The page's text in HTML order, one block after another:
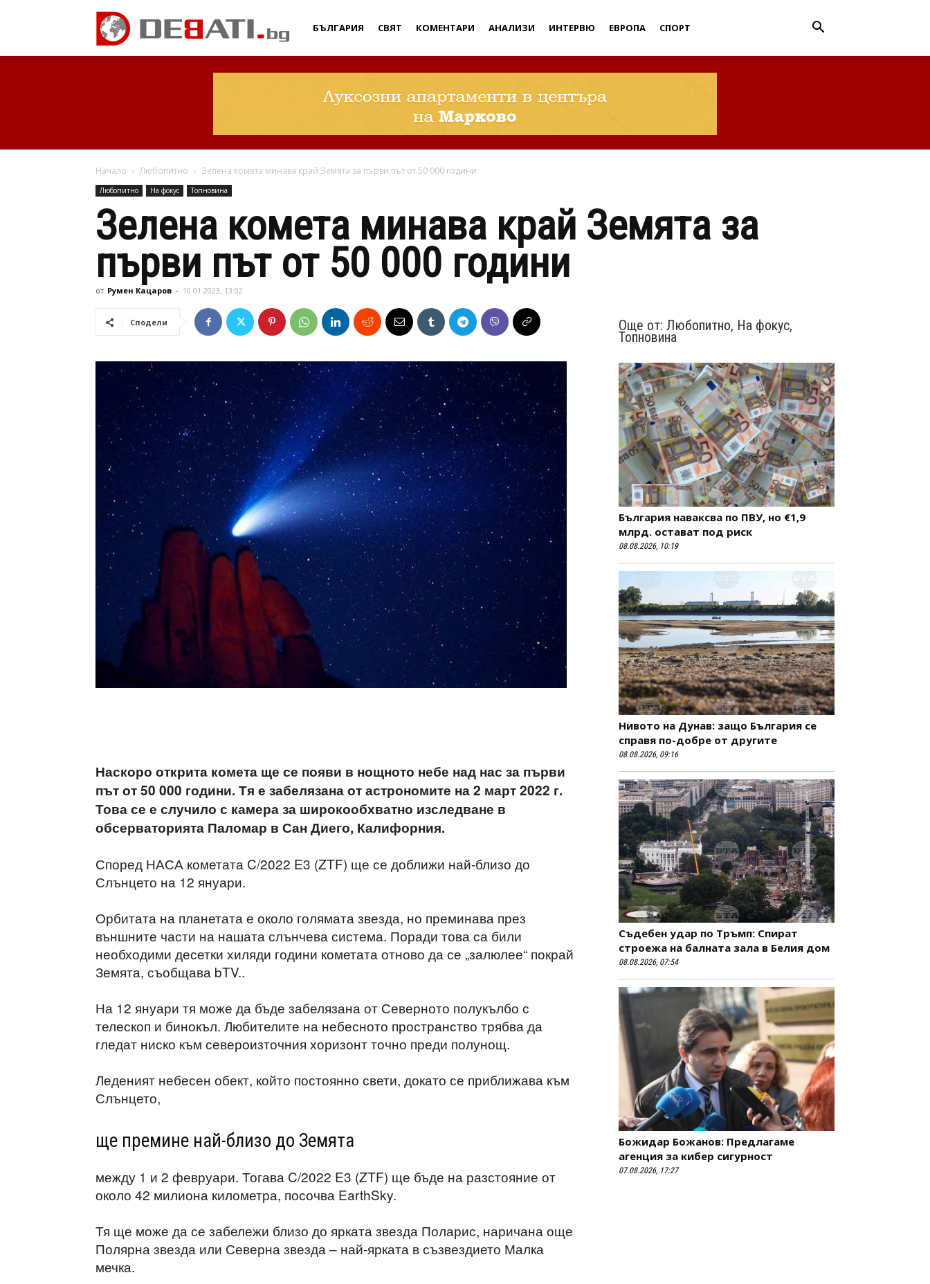
Дебати
БЪЛГАРИЯ СВЯТ КОМЕНТАРИ АНАЛИЗИ ИНТЕРВЮ ЕВРОПА СПОРТ
Начало Любопитно Зелена комета минава край Земята за първи път от 50 000 години
Любопитно На фокус Топновина
Зелена комета минава край Земята за
първи път от 50 000 години
от Румен Кацаров - 10.01.2023, 13:02
Сподели
Наскоро открита комета ще се появи в нощното небе над нас за първи
път от 50 000 години. Тя е забелязана от астрономите на 2 март 2022 г.
Това се е случило с камера за широкообхватно изследване в
обсерваторията Паломар в Сан Диего, Калифорния.
Според НАСА кометата C/2022 E3 (ZTF) ще се доближи най-близо до
Слънцето на 12 януари.
Орбитата на планетата е около голямата звезда, но преминава през
външните части на нашата слънчева система. Поради това са били
необходими десетки хиляди години кометата отново да се „залюлее“ покрай
Земята, съобщава bTV..
На 12 януари тя може да бъде забелязана от Северното полукълбо с
телескоп и бинокъл. Любителите на небесното пространство трябва да
гледат ниско към североизточния хоризонт точно преди полунощ.
Леденият небесен обект, който постоянно свети, докато се приближава към
Слънцето,
ще премине най-близо до Земята
между 1 и 2 февруари. Тогава C/2022 E3 (ZTF) ще бъде на разстояние от
около 42 милиона километра, посочва EarthSky.
Тя ще може да се забележи близо до ярката звезда Поларис, наричана още
Полярна звезда или Северна звезда – най-ярката в съзвездието Малка
мечка.
Още от: Любопитно, На фокус,
Топновина
България наваксва по ПВУ, но €1,9
млрд. остават под риск
08.08.2026, 10:19
Нивото на Дунав: защо България се
справя по-добре от другите
08.08.2026, 09:16
Съдебен удар по Тръмп: Спират
строежа на балната зала в Белия дом
08.08.2026, 07:54
Божидар Божанов: Предлагаме
агенция за кибер сигурност
07.08.2026, 17:27